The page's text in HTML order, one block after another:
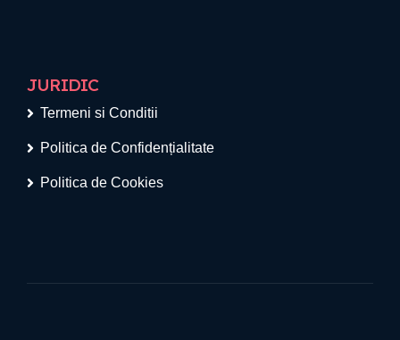
JURIDIC
Termeni si Conditii
Politica de Confidențialitate
Politica de Cookies